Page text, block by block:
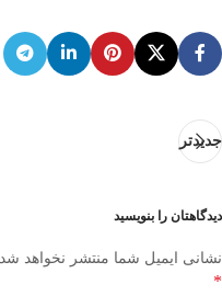
جدیدتر
دیدگاهتان را بنویسید
نشانی ایمیل شما منتشر نخواهد شد.
*